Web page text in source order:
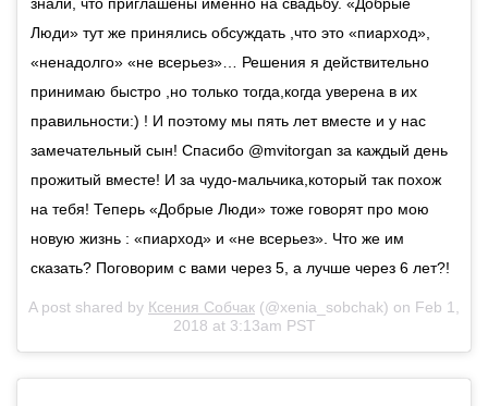
Люди» тут же принялись обсуждать ,что это «пиарход»,
«ненадолго» «не всерьез»… Решения я действительно
принимаю быстро ,но только тогда,когда уверена в их
правильности:) ! И поэтому мы пять лет вместе и у нас
замечательный сын! Спасибо @mvitorgan за каждый день
прожитый вместе! И за чудо-мальчика,который так похож
на тебя! Теперь «Добрые Люди» тоже говорят про мою
новую жизнь : «пиарход» и «не всерьез». Что же им
сказать? Поговорим с вами через 5, а лучше через 6 лет?!
A post shared by Ксения Собчак (@xenia_sobchak) on Feb 1,
2018 at 3:13am PST